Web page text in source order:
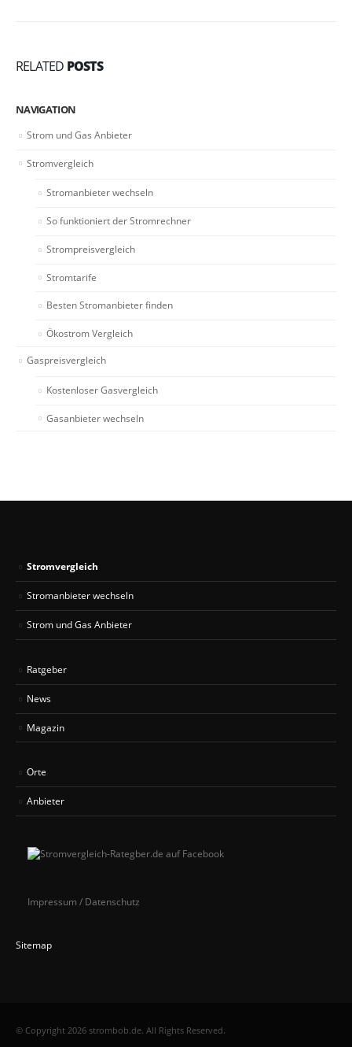
RELATED POSTS
NAVIGATION
Strom und Gas Anbieter
Stromvergleich
Stromanbieter wechseln
So funktioniert der Stromrechner
Strompreisvergleich
Stromtarife
Besten Stromanbieter finden
Ökostrom Vergleich
Gaspreisvergleich
Kostenloser Gasvergleich
Gasanbieter wechseln
Stromvergleich
Stromanbieter wechseln
Strom und Gas Anbieter
Ratgeber
News
Magazin
Orte
Anbieter
Impressum / Datenschutz
Sitemap
© Copyright 2026 strombob.de. All Rights Reserved.